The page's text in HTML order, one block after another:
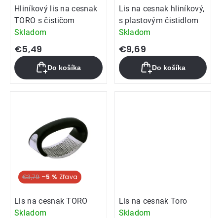
Hliníkový lis na cesnak
TORO s čističom
Skladom
€5,49
Do košíka
Lis na cesnak hliníkový,
s plastovým čistidlom
Skladom
€9,69
Do košíka
€3,79 –5 %
Lis na cesnak TORO
Skladom
Lis na cesnak Toro
Skladom